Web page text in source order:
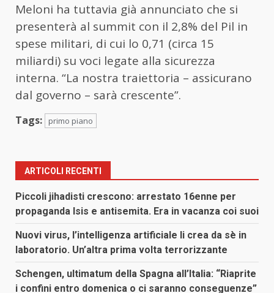
Meloni ha tuttavia già annunciato che si
presenterà al summit con il 2,8% del Pil in
spese militari, di cui lo 0,71 (circa 15
miliardi) su voci legate alla sicurezza
interna. “La nostra traiettoria – assicurano
dal governo – sarà crescente”.
Tags: primo piano
ARTICOLI RECENTI
Piccoli jihadisti crescono: arrestato 16enne per
propaganda Isis e antisemita. Era in vacanza coi suoi
Nuovi virus, l’intelligenza artificiale li crea da sè in
laboratorio. Un’altra prima volta terrorizzante
Schengen, ultimatum della Spagna all’Italia: “Riaprite
i confini entro domenica o ci saranno conseguenze”